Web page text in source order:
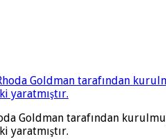
Goldman tarafından
yaratmıştır.